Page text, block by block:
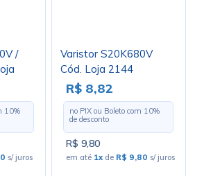
/
10%
s/ juros
Varistor S20K680V
Cód. Loja 2144
R$ 8,82
no PIX ou Boleto com 10%
de desconto
R$ 9,80
em até 1x de R$ 9,80 s/ juros